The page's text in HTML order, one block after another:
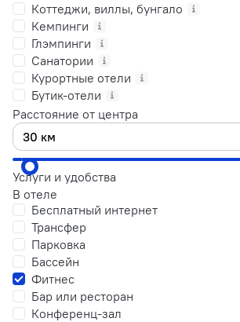
Коттеджи, виллы, бунгало
Кемпинги
Глэмпинги
Санатории
Курортные отели
Бутик-отели
Расстояние от центра
Услуги и удобства
В отеле
Бесплатный интернет
Трансфер
Парковка
Бассейн
Фитнес
Бар или ресторан
Конференц-зал